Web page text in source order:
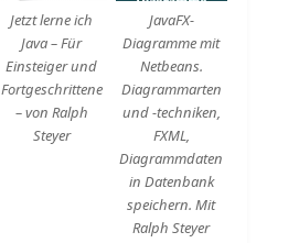
Jetzt lerne ich
Java – Für
Einsteiger und
Fortgeschrittene
– von Ralph
Steyer
JavaFX-
Diagramme mit
Netbeans.
Diagrammarten
und -techniken,
FXML,
Diagrammdaten
in Datenbank
speichern. Mit
Ralph Steyer